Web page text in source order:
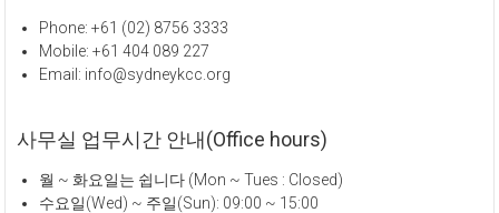
Phone: +61 (02) 8756 3333
Mobile: +61 404 089 227
Email: info@sydneykcc.org
사무실 업무시간 안내(Office hours)
월 ~ 화요일는 쉽니다 (Mon ~ Tues : Closed)
수요일(Wed) ~ 주일(Sun): 09:00 ~ 15:00